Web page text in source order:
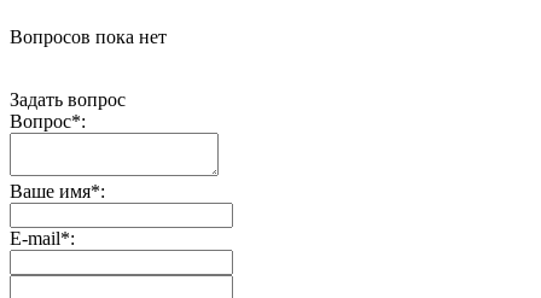
Вопросов пока нет
Задать вопрос
Вопрос*:
Ваше имя*:
E-mail*: